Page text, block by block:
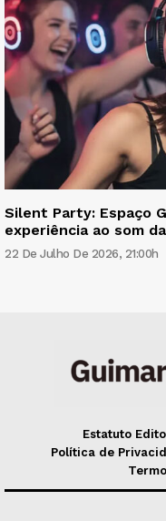
Silent Party: Espaço
experiência ao som
22 De Julho De 2026, 21:00h
Estatuto
Política de